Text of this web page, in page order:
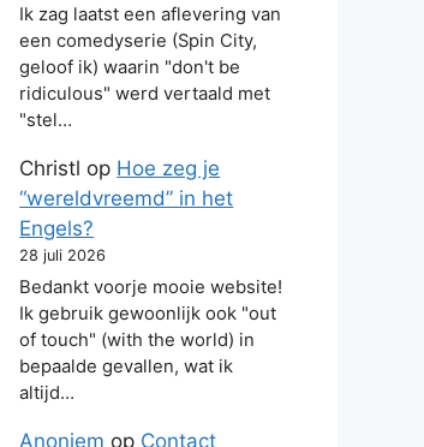
Ik zag laatst een aflevering van
een comedyserie (Spin City,
geloof ik) waarin "don't be
ridiculous" werd vertaald met
"stel…
Christl op Hoe zeg je
“wereldvreemd” in het
Engels?
28 juli 2026
Bedankt voorje mooie website!
Ik gebruik gewoonlijk ook "out
of touch" (with the world) in
bepaalde gevallen, wat ik
altijd…
Anoniem op Contact